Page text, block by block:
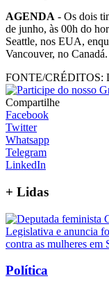
AGENDA - Os dois
de junho, às 00h do
Seattle, nos EUA,
Vancouver, no Canadá.
FONTE/CRÉDITOS:
Compartilhe
Facebook
Twitter
Whatsapp
Telegram
LinkedIn
+ Lidas
Política